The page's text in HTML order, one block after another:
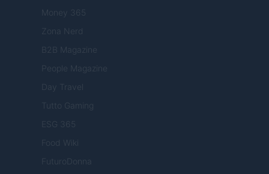
Money 365
Zona Nerd
B2B Magazine
People Magazine
Day Travel
Tutto Gaming
ESG 365
Food Wiki
FuturoDonna